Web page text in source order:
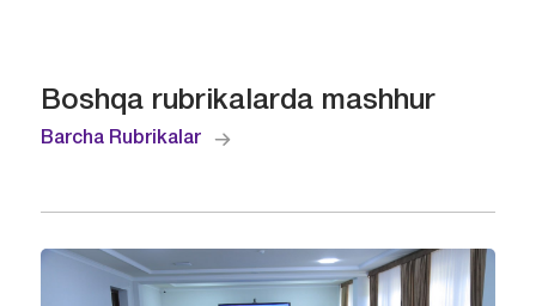
Boshqa rubrikalarda mashhur
Barcha Rubrikalar